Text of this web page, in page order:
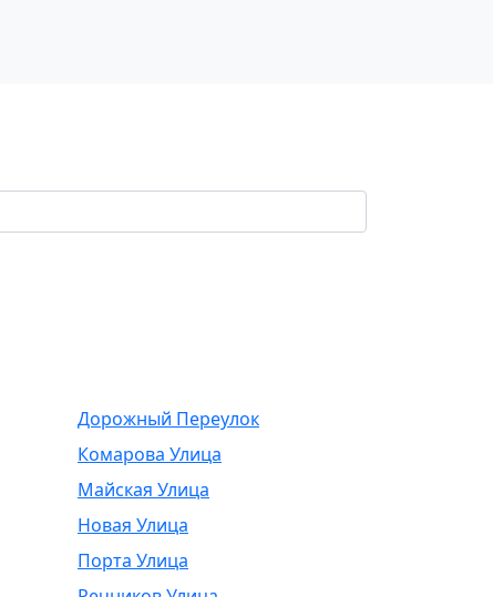
Дорожный Переулок
Комарова Улица
Майская Улица
Новая Улица
Порта Улица